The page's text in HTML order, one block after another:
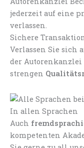
Sichere
Verlassen Sie sich
der Autorenkanzlei
strengen
In allen Sprachen
Auch
kompetenten